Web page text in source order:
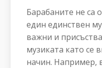
Барабаните не са
един единствен
важни и
музиката като се
начин. Например,